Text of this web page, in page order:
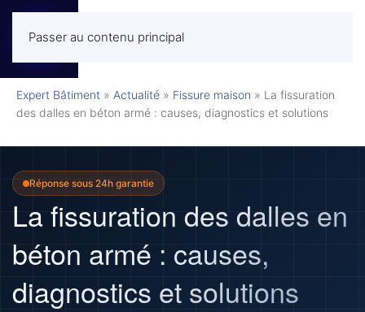
Passer au contenu principalMENU
Expert Bâtiment » Actualité » Fissure maison » La fissuration
des dalles en béton armé : causes, diagnostics et solutions
Réponse sous 24h garantie
La fissuration des dalles en
béton armé : causes,
diagnostics et solutions